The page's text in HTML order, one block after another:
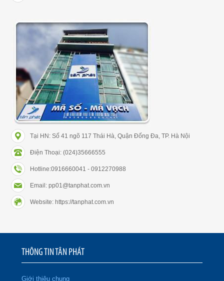
Tại HN: Số 41 ngõ 117 Thái Hà, Quận Đống Đa, TP. Hà Nội
Điện Thoại: (024)35666555
Hotline:0916660041 - 0912270988
Email: pp01@tanphat.com.vn
Website: https://tanphat.com.vn
THÔNG TIN TÂN PHÁT
Giới thiệu chung